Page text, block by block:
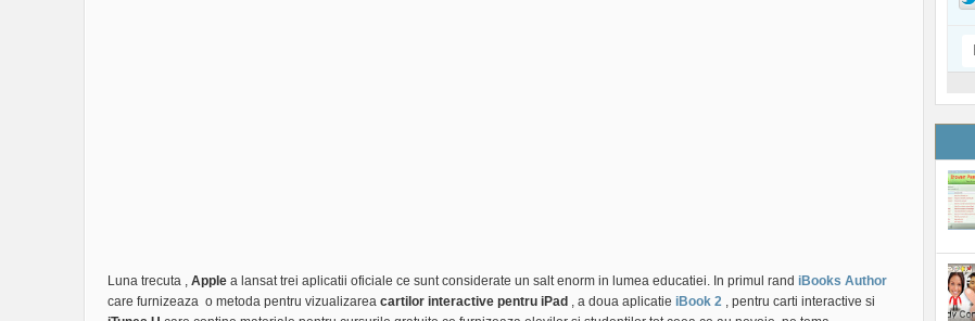
Luna trecuta , Apple a lansat trei aplicatii oficiale ce sunt considerate un salt enorm in lumea educatiei. In primul rand iBooks Author
care furnizeaza o metoda pentru vizualizarea cartilor interactive pentru iPad , a doua aplicatie iBook 2 , pentru carti interactive si